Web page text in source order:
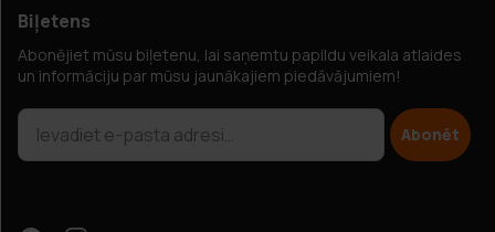
Biļetens
Abonējiet mūsu biļetenu, lai saņemtu papildu veikala atlaides
un informāciju par mūsu jaunākajiem piedāvājumiem!
Abonēt